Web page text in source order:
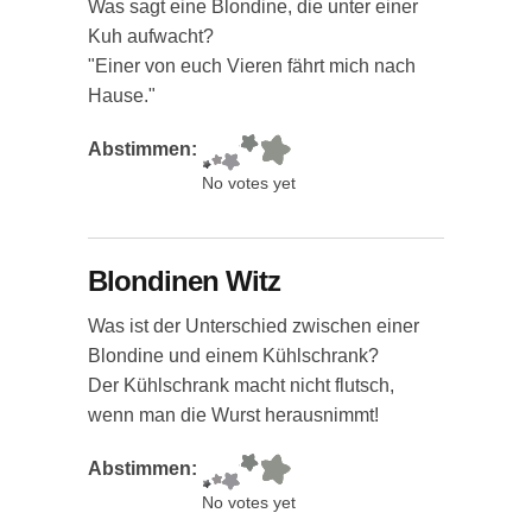
Was sagt eine Blondine, die unter einer
Kuh aufwacht?
"Einer von euch Vieren fährt mich nach
Hause."
Abstimmen:
No votes yet
Blondinen Witz
Was ist der Unterschied zwischen einer
Blondine und einem Kühlschrank?
Der Kühlschrank macht nicht flutsch,
wenn man die Wurst herausnimmt!
Abstimmen:
No votes yet